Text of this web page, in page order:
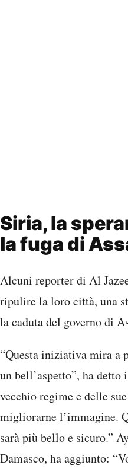
Siria, la
la fuga di
Alcuni reporter di Al
ripulire la loro città, una
la caduta del governo di
“Questa iniziativa mira a
un bell’aspetto”, ha
vecchio regime e delle
migliorarne l’immagine.
sarà più bello e sicuro.”
Damasco, ha aggiunto: